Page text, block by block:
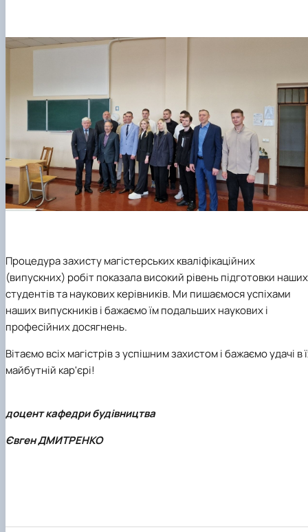
Процедура захисту магістерських кваліфікаційних
(випускних) робіт показала високий рівень підготовки наших
студентів та наукових керівників. Ми пишаємося успіхами
наших випускників і бажаємо їм подальших наукових і
професійних досягнень.
Вітаємо всіх магістрів з успішним захистом і бажаємо удачі в
майбутній кар'єрі!
доцент кафедри будівництва
Євген ДМИТРЕНКО